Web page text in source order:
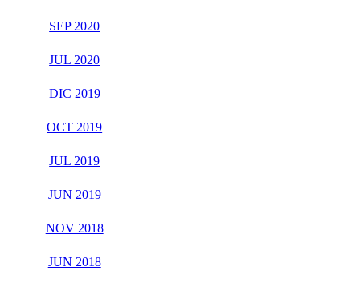
SEP 2020
JUL 2020
DIC 2019
OCT 2019
JUL 2019
JUN 2019
NOV 2018
JUN 2018